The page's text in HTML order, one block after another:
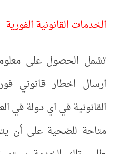
الخدمات القانونية
تشمل الحصول على
ارسال اخطار قانوني
القانونية في اي دولة في
متاحة للضحية على أن